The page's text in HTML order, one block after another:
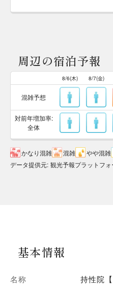
周辺の宿泊予報
8/6(木) 8/7(金)
混雑予想
対前年増加率:
全体
かなり混雑 混雑 やや混雑
データ提供元: 観光予報プラットフォ
基本情報
名称 持性院